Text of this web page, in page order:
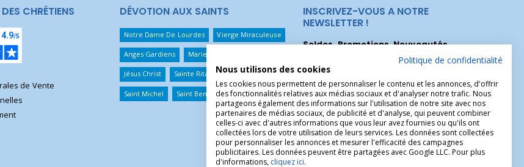
CHRÉTIENS
de Vente
DÉVOTION AUX SAINTS
Notre Dame De Lourdes Vierge Miraculeuse
Anges Gardiens Marie Qui Défait Les Noeuds
Jésus Christ Sainte Rita Sainte Thérèse
Saint Michel Saint Benoît Saint Christophe
INSCRIVEZ-VOUS A NOTRE
NEWSLETTER !
Soldes, Promotions, Nouveautés...
Inscrivez-vous maintenant pour recevoir
nos meilleures offres.
Politique de confidentialité
Nous utilisons des cookies
Les cookies nous permettent de personnaliser le contenu et les annonces, d'offrir
des fonctionnalités relatives aux médias sociaux et d'analyser notre trafic. Nous
partageons également des informations sur l'utilisation de notre site avec nos
partenaires de médias sociaux, de publicité et d'analyse, qui peuvent combiner
celles-ci avec d'autres informations que vous leur avez fournies ou qu'ils ont
collectées lors de votre utilisation de leurs services. Les données sont collectées
pour personnaliser les annonces et mesurer l'efficacité des campagnes
publicitaires. Les données peuvent être partagées avec Google LLC. Pour plus
d'informations, cliquez ici.